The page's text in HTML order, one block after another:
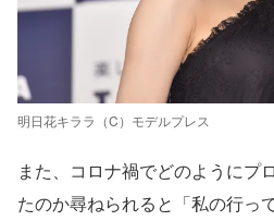
明日花キララ（C）モデルプレス
また、コロナ禍でどのようにプ
たのか尋ねられると「私の行っ